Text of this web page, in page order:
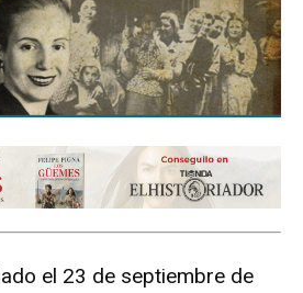
el 23 de septiembre de